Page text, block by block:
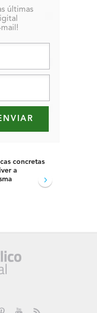
últimas
concretas
a
›